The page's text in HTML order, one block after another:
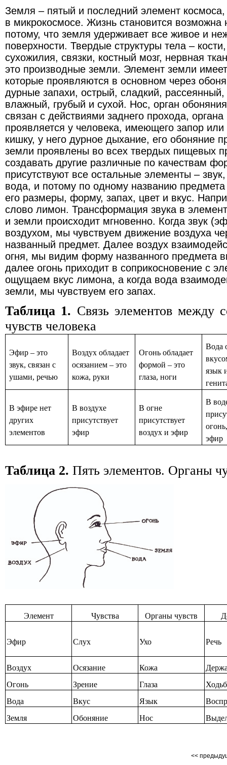
Земля – пятый и последний элемент космоса,
в микрокосмосе. Жизнь становится возможна
потому, что земля удерживает все живое и
поверхности. Твердые структуры тела –
сухожилия, связки, костный мозг, нервная
это производные земли. Элемент земли
которые проявляются в основном через
дурные запахи, острый, сладкий,
влажный, грубый и сухой. Нос, орган
связан с действиями заднего прохода,
проявляется у человека, имеющего запор
кишку, у него дурное дыхание, его обоняние
земли проявлены во всех твердых пищевых
создавать другие различные по качествам
присутствуют все остальные элементы –
вода, и потому по одному названию
его размеры, форму, запах, цвет и вкус.
слово лимон. Трансформация звука в
и земли происходит мгновенно. Когда звук
воздухом, мы чувствуем движение воздуха
названный предмет. Далее воздух
огня, мы видим форму названного предмета
далее огонь приходит в соприкосновение с
ощущаем вкус лимона, а когда вода
земли, мы чувствуем его запах.
Таблица 1. Связь элементов между
чувств человека
Эфир – это
звук, связан с
ушами, речью
Воздух обладает
осязанием – это
кожа, руки
Огонь обладает
формой – это
глаза, ноги
Вода
язык
В эфире нет
других
элементов
В воздухе
присутствует
эфир
В огне
присутствует
воздух и эфир
В
эфир
Таблица 2. Пять элементов. Органы
Элемент Чувства Органы чувств
Эфир Слух Ухо Речь
Воздух Осязание Кожа
Огонь
Зрение Глаза
Вода
Вкус Язык
Земля
Обоняние Нос
<<